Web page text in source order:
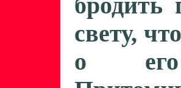
свету,
о его